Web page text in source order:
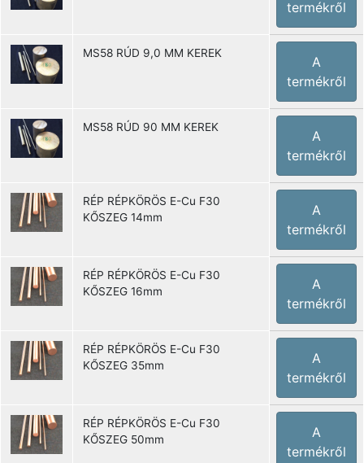
termékről
MS58 RÚD 9,0 MM KEREK
A
termékről
MS58 RÚD 90 MM KEREK
A
termékről
RÉP RÉPKÖRÖS E-Cu F30
KŐSZEG 14mm
A
termékről
RÉP RÉPKÖRÖS E-Cu F30
KŐSZEG 16mm
A
termékről
RÉP RÉPKÖRÖS E-Cu F30
KŐSZEG 35mm
A
termékről
RÉP RÉPKÖRÖS E-Cu F30
KŐSZEG 50mm
A
termékről